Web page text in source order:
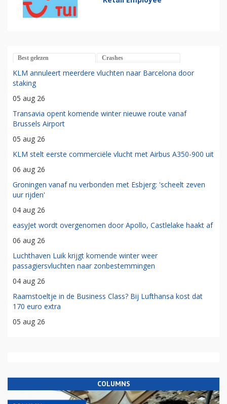
Best gelezen Crashes
KLM annuleert meerdere vluchten naar Barcelona door
staking
05 aug 26
Transavia opent komende winter nieuwe route vanaf
Brussels Airport
05 aug 26
KLM stelt eerste commerciële vlucht met Airbus A350-900 uit
06 aug 26
Groningen vanaf nu verbonden met Esbjerg: 'scheelt zeven
uur rijden'
04 aug 26
easyJet wordt overgenomen door Apollo, Castlelake haakt af
06 aug 26
Luchthaven Luik krijgt komende winter weer
passagiersvluchten naar zonbestemmingen
04 aug 26
Raamstoeltje in de Business Class? Bij Lufthansa kost dat
170 euro extra
05 aug 26
COLUMNS